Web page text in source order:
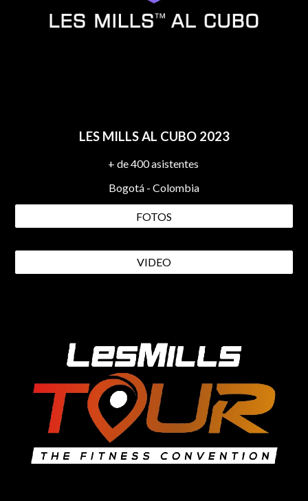
LES MILLS AL CUBO 2023
+ de 400 asistentes
Bogotá - Colombia
FOTOS
VIDEO